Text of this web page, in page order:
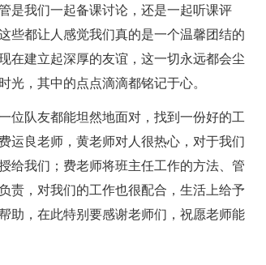
是我们一起备课讨论，还是一起听课评
些都让人感觉我们真的是一个温馨团结的
在建立起深厚的友谊，这一切永远都会尘
，其中的点点滴滴都铭记于心。
位队友都能坦然地面对，找到一份好的工
运良老师，黄老师对人很热心，对于我们
给我们；费老师将班主任工作的方法、管
责，对我们的工作也很配合，生活上给予
助，在此特别要感谢老师们，祝愿老师能